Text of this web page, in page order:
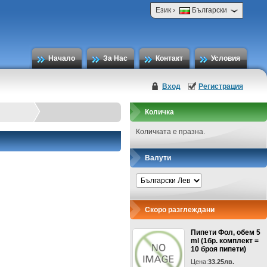
Език › Български
Начало За Нас Контакт Условия
Вход Регистрация
Количка
Количката е празна.
Валути
Скоро разглеждани
Пипети Фол, обем 5
ml (1бр. комплект =
10 броя пипети)
Цена:33.25лв.